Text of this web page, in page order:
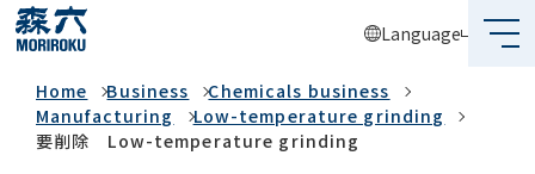
Language
What's MORIROKU?
About Us
Home Business
Chemicals business
Manufacturing
Low-temperature grinding
要削除 Low-temperature grinding